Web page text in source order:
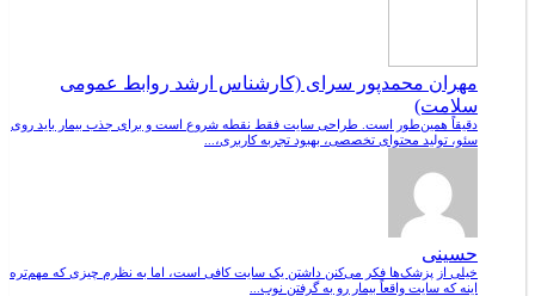
مهران محمدپور سرای (کارشناس ارشد روابط عمومی
سلامت)
دقیقاً همین‌طور است. طراحی سایت فقط نقطه شروع است و برای جذب بیمار باید روی
سئو، تولید محتوای تخصصی، بهبود تجربه کاربری،...
حسینی
خیلی از پزشک‌ها فکر می‌کنن داشتن یک سایت کافی است، اما به نظرم چیزی که مهم‌تره
اینه که سایت واقعاً بیمار رو به گرفتن نوب...